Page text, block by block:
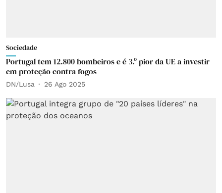
Sociedade
Portugal tem 12.800 bombeiros e é 3.º pior da UE a investir
em proteção contra fogos
DN/Lusa 26 Ago 2025